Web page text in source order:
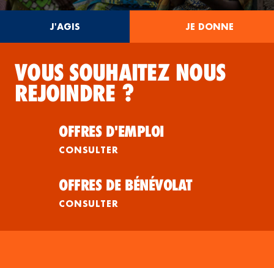
J'AGIS JE DONNE
VOUS SOUHAITEZ NOUS
REJOINDRE ?
OFFRES D'EMPLOI
CONSULTER
OFFRES DE BÉNÉVOLAT
CONSULTER